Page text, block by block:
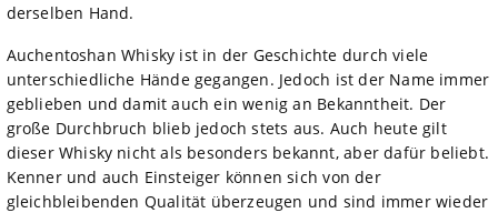
derselben Hand.
Auchentoshan Whisky ist in der Geschichte durch viele
unterschiedliche Hände gegangen. Jedoch ist der Name immer
geblieben und damit auch ein wenig an Bekanntheit. Der
große Durchbruch blieb jedoch stets aus. Auch heute gilt
dieser Whisky nicht als besonders bekannt, aber dafür beliebt.
Kenner und auch Einsteiger können sich von der
gleichbleibenden Qualität überzeugen und sind immer wieder